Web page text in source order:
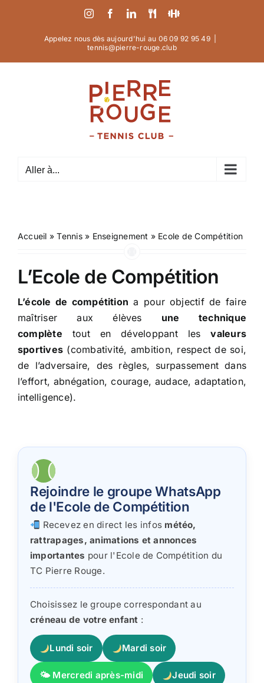
InstagramFacebookLinkedIn
Pierre
Rouge
Athletic
Rouge
Appelez nous dès aujourd'hui au 06 09 92 95 49‬
tennis@pierre-rouge.club
Aller à...
Accueil »Tennis» Enseignement » Ecole de Compétition
L’Ecole de Compétition
L’école de compétition a pour objectif de faire
maîtriser aux élèves une technique
complète tout en développant lesvaleurs
sportives (combativité, ambition, respect de soi,
de l’adversaire, des règles, surpassement dans
l’effort, abnégation, courage, audace, adaptation,
intelligence).
Rejoindre le groupe WhatsApp
de l'Ecole de Compétition
Recevez en direct les infos météo,
rattrapages, animations et annonces
importantes pour l'Ecole de Compétition du
TC Pierre Rouge.
Choisissez le groupe correspondant au
créneau de votre enfant :
Lundi soir Mardi soir
🌤 Mercredi après-midi Jeudi soir